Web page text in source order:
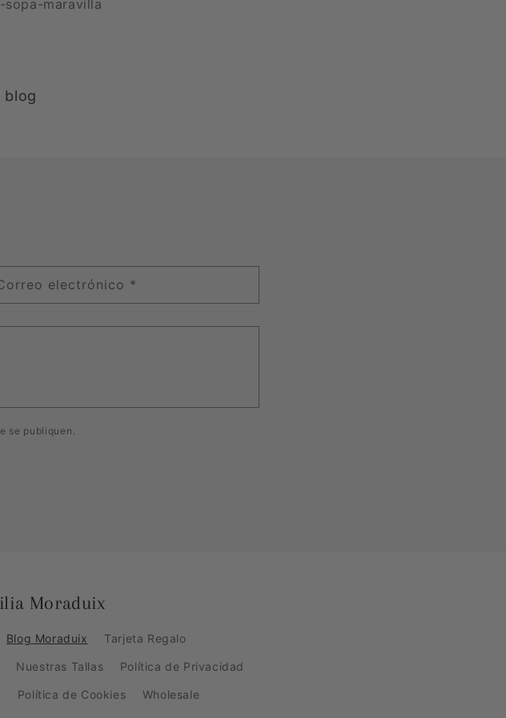
maravilla
blog
electrónico *
se publiquen.
Moraduix
Blog Moraduix Tarjeta Regalo
Nuestras Tallas Política de Privacidad
Política de Cookies Wholesale